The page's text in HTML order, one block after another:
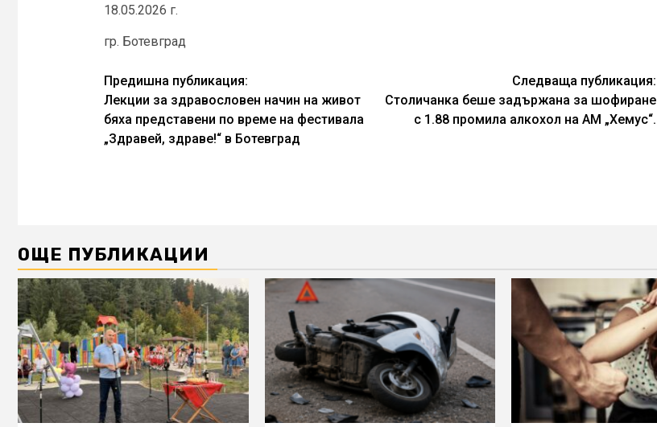
18.05.2026 г.
гр. Ботевград
Continue
Reading
Предишна публикация:
Лекции за здравословен начин на живот
бяха представени по време на фестивала
„Здравей, здраве!“ в Ботевград
Следваща публикация:
Столичанка беше задържана за шофиране
с 1.88 промила алкохол на АМ „Хемус“.
ОЩЕ ПУБЛИКАЦИИ